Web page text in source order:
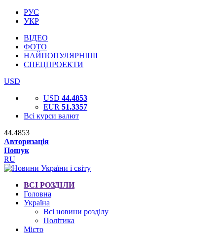
РУС
УКР
ВІДЕО
ФОТО
НАЙПОПУЛЯРНІШІ
СПЕЦПРОЕКТИ
USD
USD 44.4853
EUR 51.3357
Всі курси валют
44.4853
Авторизація
Пошук
RU
ВСІ РОЗДІЛИ
Головна
Україна
Всі новини розділу
Політика
Місто